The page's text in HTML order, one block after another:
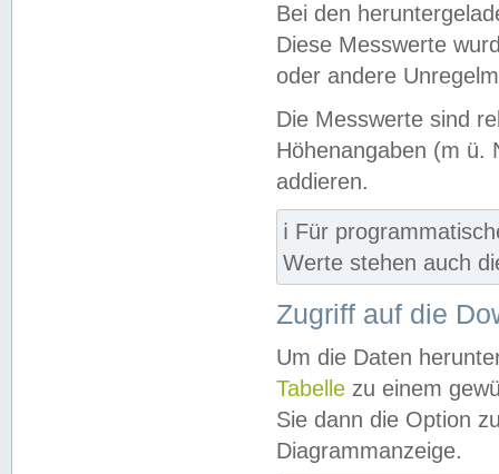
Bei den
Diese Messwerte
oder andere
Die Messwerte sind
Höhenangaben (m ü.
addieren.
ℹ️ Für
Werte stehen auch
Zugriff auf die
Um die Daten
Tabelle zu einem
Sie dann die Option
Diagrammanzeige.